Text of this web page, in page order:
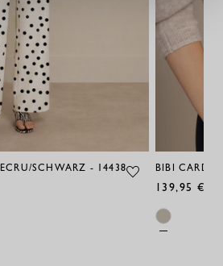
SCHWARZ - 14438 BIBI
139,95 €